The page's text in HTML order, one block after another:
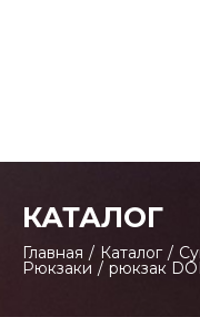
КАТАЛОГ
Главная / Каталог /
Рюкзаки / рюкзак